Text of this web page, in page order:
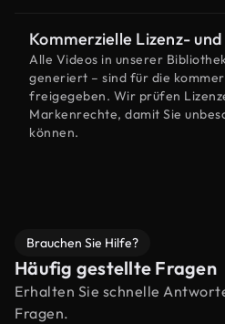
Kommerzielle Lizenz-
Alle Videos in unserer
generiert – sind für die
freigegeben. Wir prüfen
Markenrechte, damit Sie
können.
Brauchen Sie Hilfe?
Häufig gestellte Fragen
Erhalten Sie schnelle
Fragen.